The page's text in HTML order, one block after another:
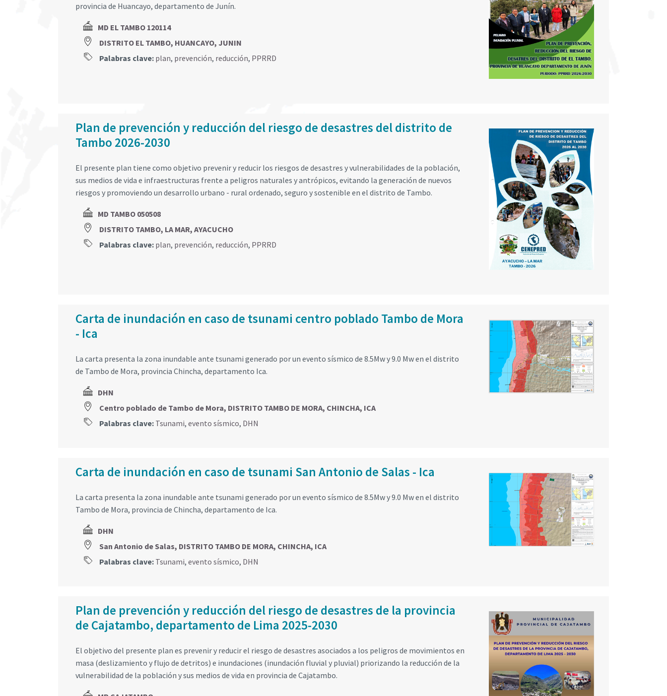
provincia de Huancayo, departamento de Junín.
MD EL TAMBO 120114
DISTRITO EL TAMBO, HUANCAYO, JUNIN
Palabras clave: plan, prevención, reducción, PPRRD
Plan de prevención y reducción del riesgo de desastres del distrito de
Tambo 2026-2030
El presente plan tiene como objetivo prevenir y reducir los riesgos de desastres y vulnerabilidades de la población,
sus medios de vida e infraestructuras frente a peligros naturales y antrópicos, evitando la generación de nuevos
riesgos y promoviendo un desarrollo urbano - rural ordenado, seguro y sostenible en el distrito de Tambo.
MD TAMBO 050508
DISTRITO TAMBO, LA MAR, AYACUCHO
Palabras clave: plan, prevención, reducción, PPRRD
Carta de inundación en caso de tsunami centro poblado Tambo de Mora
- Ica
La carta presenta la zona inundable ante tsunami generado por un evento sísmico de 8.5Mw y 9.0 Mw en el distrito
de Tambo de Mora, provincia Chincha, departamento Ica.
DHN
Centro poblado de Tambo de Mora, DISTRITO TAMBO DE MORA, CHINCHA, ICA
Palabras clave: Tsunami, evento sísmico, DHN
Carta de inundación en caso de tsunami San Antonio de Salas - Ica
La carta presenta la zona inundable ante tsunami generado por un evento sísmico de 8.5Mw y 9.0 Mw en el distrito
Tambo de Mora, provincia de Chincha, departamento de Ica.
DHN
San Antonio de Salas, DISTRITO TAMBO DE MORA, CHINCHA, ICA
Palabras clave: Tsunami, evento sísmico, DHN
Plan de prevención y reducción del riesgo de desastres de la provincia
de Cajatambo, departamento de Lima 2025-2030
El objetivo del presente plan es prevenir y reducir el riesgo de desastres asociados a los peligros de movimientos en
masa (deslizamiento y flujo de detritos) e inundaciones (inundación fluvial y pluvial) priorizando la reducción de la
vulnerabilidad de la población y sus medios de vida en provincia de Cajatambo.